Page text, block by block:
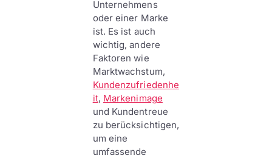
Unternehmens
oder einer Marke
ist. Es ist auch
wichtig, andere
Faktoren wie
Marktwachstum,
Kundenzufriedenhe
it, Markenimage
und Kundentreue
zu berücksichtigen,
um eine
umfassende